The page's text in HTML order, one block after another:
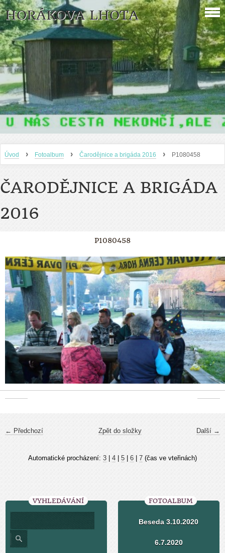
HORÁKOVA LHOTA
Úvod › Fotoalbum › Čarodějnice a brigáda 2016 › P1080458
ČARODĚJNICE A BRIGÁDA
2016
P1080458
← Předchozí Další →
Zpět do složky
Automatické procházení: 3 4 5 6 7 (čas ve vteřinách)
VYHLEDÁVÁNÍ FOTOALBUM
Beseda 3.10.2020
6.7.2020